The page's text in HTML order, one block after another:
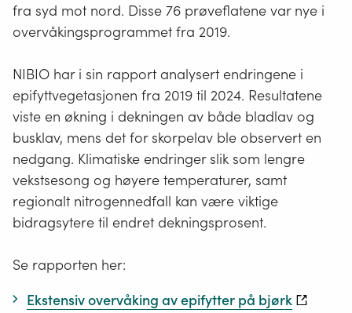
fra syd mot nord. Disse 76 prøveflatene var nye i
overvåkingsprogrammet fra 2019.
NIBIO har i sin rapport analysert endringene i
epifyttvegetasjonen fra 2019 til 2024. Resultatene
viste en økning i dekningen av både bladlav og
busklav, mens det for skorpelav ble observert en
nedgang. Klimatiske endringer slik som lengre
vekstsesong og høyere temperaturer, samt
regionalt nitrogennedfall kan være viktige
bidragsytere til endret dekningsprosent.
Se rapporten her:
Ekstensiv overvåking av epifytter på bjørk